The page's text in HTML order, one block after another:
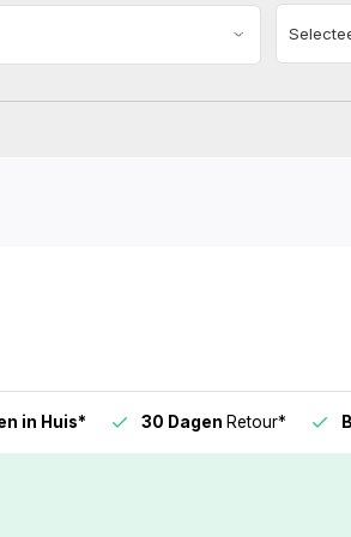
in Huis* 30 Dagen Retour*